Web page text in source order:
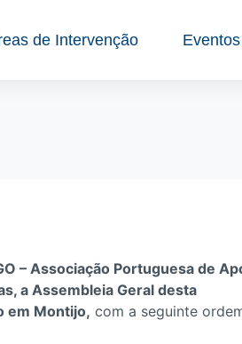
de Intervenção Eventos
– Associação Portuguesa de
a Assembleia Geral desta
em Montijo, com a seguinte